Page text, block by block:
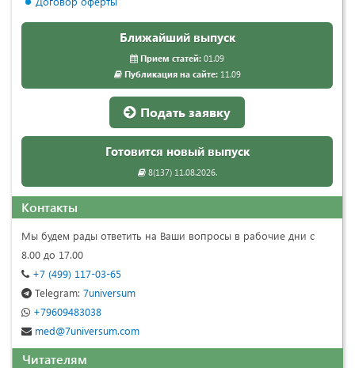
Ближайший выпуск
Прием статей: 01.09
Публикация на сайте:11.09
Подать заявку
Готовится новый выпуск
8(137) 11.08.2026.
Контакты
Мы будем рады ответить на Ваши вопросы в рабочие дни с
8.00 до 17.00
+7 (499) 117-03-65
Telegram: 7universum
+79609483038
med@7universum.com
Читателям